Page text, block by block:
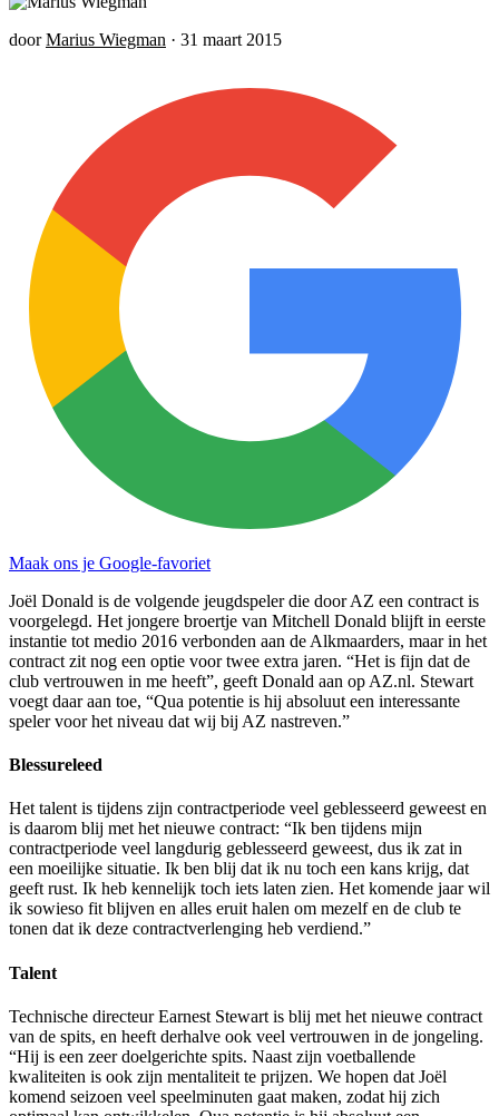
door Marius Wiegman · 31 maart 2015
Maak ons je Google-favoriet
Joël Donald is de volgende jeugdspeler die door AZ een contract is
voorgelegd. Het jongere broertje van Mitchell Donald blijft in eerste
instantie tot medio 2016 verbonden aan de Alkmaarders, maar in het
contract zit nog een optie voor twee extra jaren. “Het is fijn dat de
club vertrouwen in me heeft”, geeft Donald aan op AZ.nl. Stewart
voegt daar aan toe, “Qua potentie is hij absoluut een interessante
speler voor het niveau dat wij bij AZ nastreven.”
Blessureleed
Het talent is tijdens zijn contractperiode veel geblesseerd geweest en
is daarom blij met het nieuwe contract: “Ik ben tijdens mijn
contractperiode veel langdurig geblesseerd geweest, dus ik zat in
een moeilijke situatie. Ik ben blij dat ik nu toch een kans krijg, dat
geeft rust. Ik heb kennelijk toch iets laten zien. Het komende jaar wil
ik sowieso fit blijven en alles eruit halen om mezelf en de club te
tonen dat ik deze contractverlenging heb verdiend.”
Talent
Technische directeur Earnest Stewart is blij met het nieuwe contract
van de spits, en heeft derhalve ook veel vertrouwen in de jongeling.
“Hij is een zeer doelgerichte spits. Naast zijn voetballende
kwaliteiten is ook zijn mentaliteit te prijzen. We hopen dat Joël
komend seizoen veel speelminuten gaat maken, zodat hij zich